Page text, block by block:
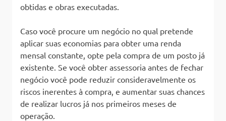
obtidas e obras executadas.
Caso você procure um negócio no qual pretende
aplicar suas economias para obter uma renda
mensal constante, opte pela compra de um posto já
existente. Se você obter assessoria antes de fechar
negócio você pode reduzir consideravelmente os
riscos inerentes à compra, e aumentar suas chances
de realizar lucros já nos primeiros meses de
operação.